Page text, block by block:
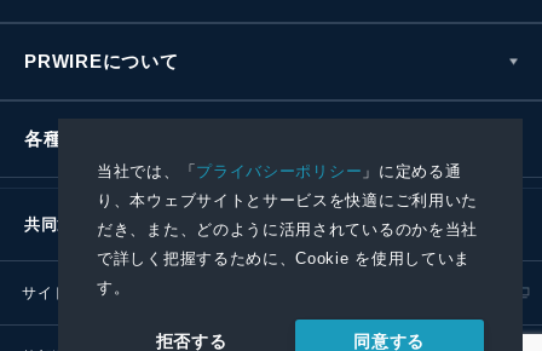
当社では、「プライバシーポリシー 」に定める通
り、本ウェブサイトとサービスを快適にご利用いた
だき、また、どのように活用されているのかを当社
で詳しく把握するために、Cookie を使用していま
す。
拒否する 同意する
PRWIREについて
各種お問い合わせ
共同通信社グループ
サイトポリシー